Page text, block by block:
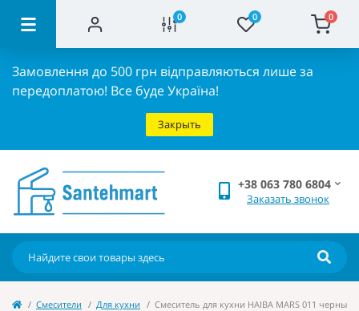
0 0 0
Замовлення до 500 грн відправляються лише за
передоплатою! Все буде Україна!
Закрыть
+38 063 780 6804
Заказать звонок
Cмесители Для кухни Смеситель для кухни HAIBA MARS 011 черный